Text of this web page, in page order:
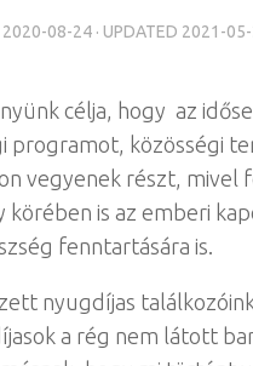
2020-08-24 · UPDATED 2021-
célja, hogy az
programot, közösségi
vegyenek részt, mivel
is az emberi
fenntartására is.
nyugdíjas
a rég nem látott